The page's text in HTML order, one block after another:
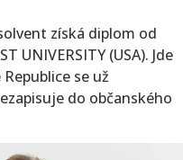
získá diplom od
UNIVERSITY (USA). Jde
se už
do občanského